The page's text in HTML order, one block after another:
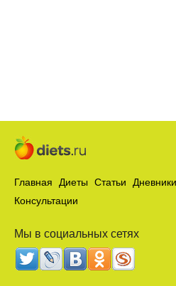
Главная Диеты Статьи Дневники
Консультации
Мы в социальных сетях